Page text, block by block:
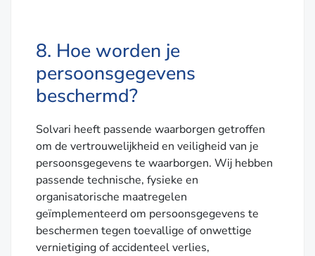
8. Hoe worden je
persoonsgegevens
beschermd?
Solvari heeft passende waarborgen getroffen
om de vertrouwelijkheid en veiligheid van je
persoonsgegevens te waarborgen. Wij hebben
passende technische, fysieke en
organisatorische maatregelen
geïmplementeerd om persoonsgegevens te
beschermen tegen toevallige of onwettige
vernietiging of accidenteel verlies,